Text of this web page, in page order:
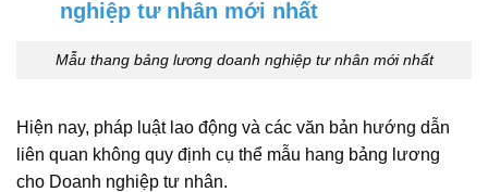
nghiệp tư nhân mới nhất
Mẫu thang bảng lương doanh nghiệp tư nhân mới nhất
Hiện nay, pháp luật lao động và các văn bản hướng dẫn
liên quan không quy định cụ thể mẫu hang bảng lương
cho Doanh nghiệp tư nhân.